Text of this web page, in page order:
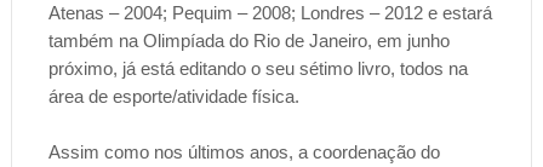
Atenas – 2004; Pequim – 2008; Londres – 2012 e estará
também na Olimpíada do Rio de Janeiro, em junho
próximo, já está editando o seu sétimo livro, todos na
área de esporte/atividade física.
Assim como nos últimos anos, a coordenação do